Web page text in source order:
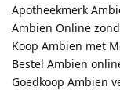
Apotheekmerk
Ambien Online
Koop Ambien met
Bestel Ambien
Goedkoop Ambien